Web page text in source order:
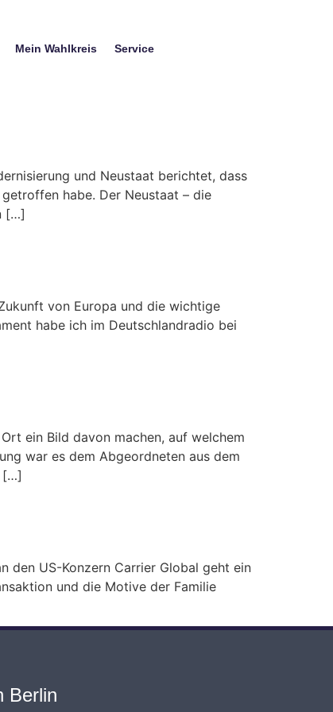
Mein Wahlkreis Service
und Neustaat berichtet, dass
habe. Der Neustaat – die
[…]
von Europa und die wichtige
habe ich im Deutschlandradio bei
ein Bild davon machen, auf welchem
war es dem Abgeordneten aus dem
[…]
den US-Konzern Carrier Global geht ein
und die Motive der Familie
Berlin